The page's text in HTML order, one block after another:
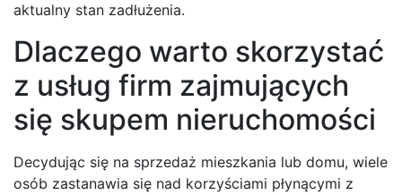
aktualny stan zadłużenia.
Dlaczego warto skorzystać
z usług firm zajmujących
się skupem nieruchomości
Decydując się na sprzedaż mieszkania lub domu, wiele
osób zastanawia się nad korzyściami płynącymi z